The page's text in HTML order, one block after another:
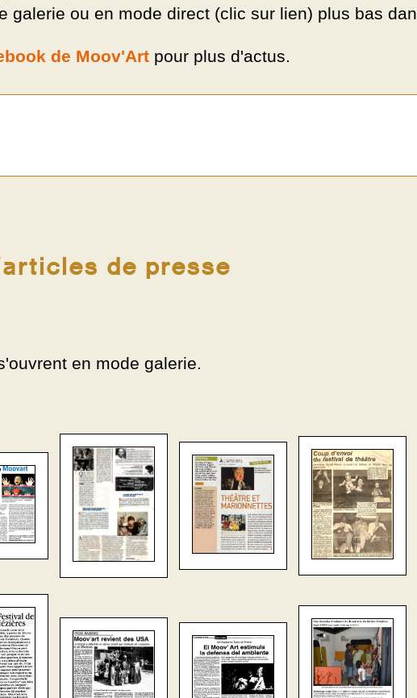
galerie ou en mode direct (clic sur lien) plus bas
de Moov'Art pour plus d'actus.
de presse
en mode galerie.